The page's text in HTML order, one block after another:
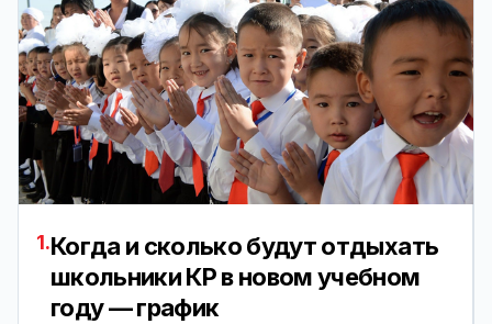
1.Когда и сколько будут отдыхать
школьники КР в новом учебном
году — график